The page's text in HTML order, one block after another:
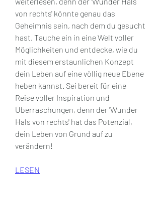
von rechts' könnte genau das
Geheimnis sein, nach dem du gesucht
hast. Tauche ein in eine Welt voller
Möglichkeiten und entdecke, wie du
mit diesem erstaunlichen Konzept
dein Leben auf eine völlig neue Ebene
heben kannst. Sei bereit für eine
Reise voller Inspiration und
Überraschungen, denn der 'Wunder
Hals von rechts' hat das Potenzial,
dein Leben von Grund auf zu
verändern!
LESEN